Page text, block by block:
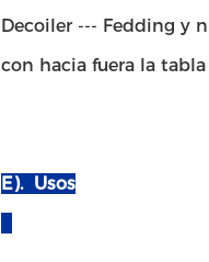
Decoiler --- Fedding y
con hacia fuera la tabla
E). Usos